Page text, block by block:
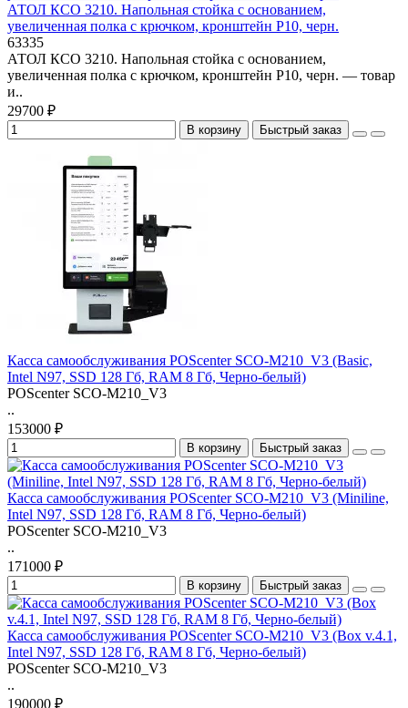
АТОЛ КСО 3210. Напольная стойка с основанием,
увеличенная полка с крючком, кронштейн P10, черн.
63335
АТОЛ КСО 3210. Напольная стойка с основанием,
увеличенная полка с крючком, кронштейн P10, черн. — товар
и..
29700 ₽
В корзину Быстрый заказ
Касса самообслуживания POScenter SCO-M210_V3 (Basic,
Intel N97, SSD 128 Гб, RAM 8 Гб, Черно-белый)
POScenter SCO-M210_V3
..
153000 ₽
В корзину Быстрый заказ
Касса самообслуживания POScenter SCO-M210_V3 (Miniline,
Intel N97, SSD 128 Гб, RAM 8 Гб, Черно-белый)
POScenter SCO-M210_V3
..
171000 ₽
В корзину Быстрый заказ
Касса самообслуживания POScenter SCO-M210_V3 (Box v.4.1,
Intel N97, SSD 128 Гб, RAM 8 Гб, Черно-белый)
POScenter SCO-M210_V3
..
190000 ₽